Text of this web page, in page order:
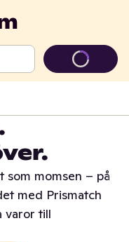
som momsen – på
med Prismatch
varor till